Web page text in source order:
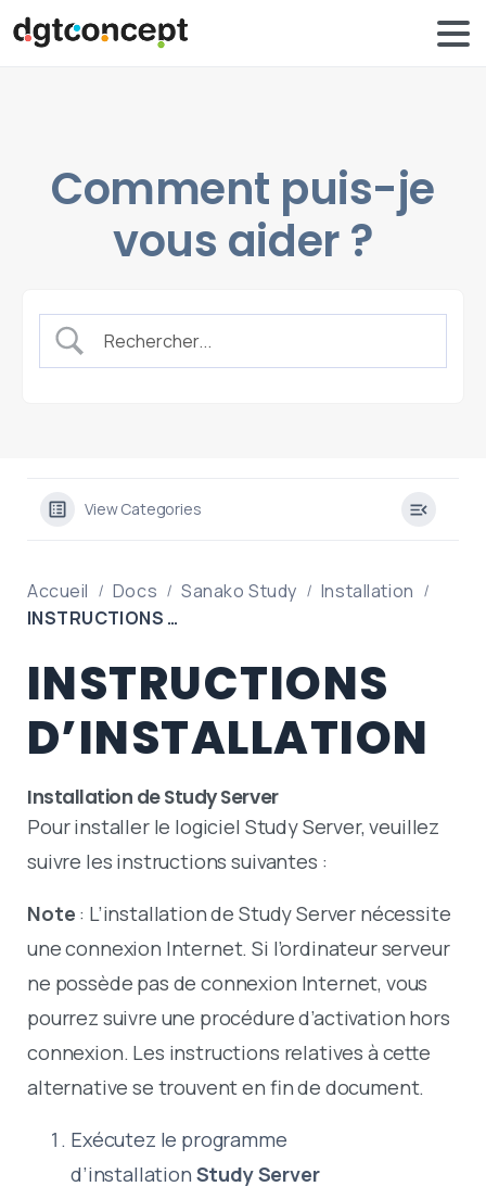
Comment puis-je
vous aider ?
View Categories
Accueil Docs Sanako Study
Installation
INSTRUCTIONS D’INSTALLATION
INSTRUCTIONS
D’INSTALLATION
Installation de Study Server
Pour installer le logiciel Study Server, veuillez
suivre les instructions suivantes :
Note : L’installation de Study Server nécessite
une connexion Internet. Si l’ordinateur serveur
ne possède pas de connexion Internet, vous
pourrez suivre une procédure d’activation hors
connexion. Les instructions relatives à cette
alternative se trouvent en fin de document.
Exécutez le programme
d’installation Study Server